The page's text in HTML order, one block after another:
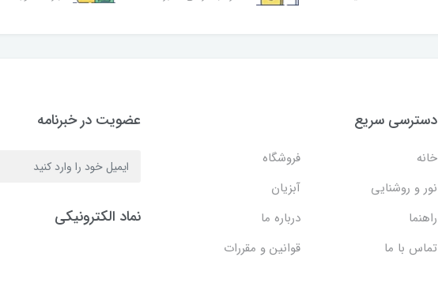
دسترسی سریع
خانه
فروشگاه
نور و روشنایی
آبزیان
راهنما
درباره ما
تماس با ما
قوانین و مقررات
عضویت در خبرنامه
نماد الکترونیکی